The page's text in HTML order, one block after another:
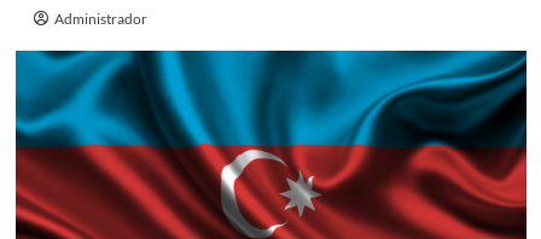
Administrador